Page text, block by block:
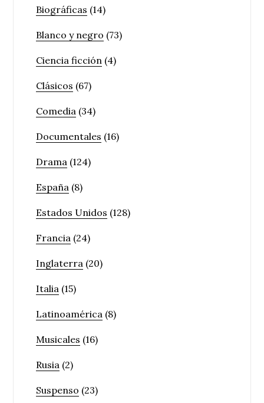
Biográficas (14)
Blanco y negro (73)
Ciencia ficción (4)
Clásicos (67)
Comedia (34)
Documentales (16)
Drama (124)
España (8)
Estados Unidos (128)
Francia (24)
Inglaterra (20)
Italia (15)
Latinoamérica (8)
Musicales (16)
Rusia (2)
Suspenso (23)